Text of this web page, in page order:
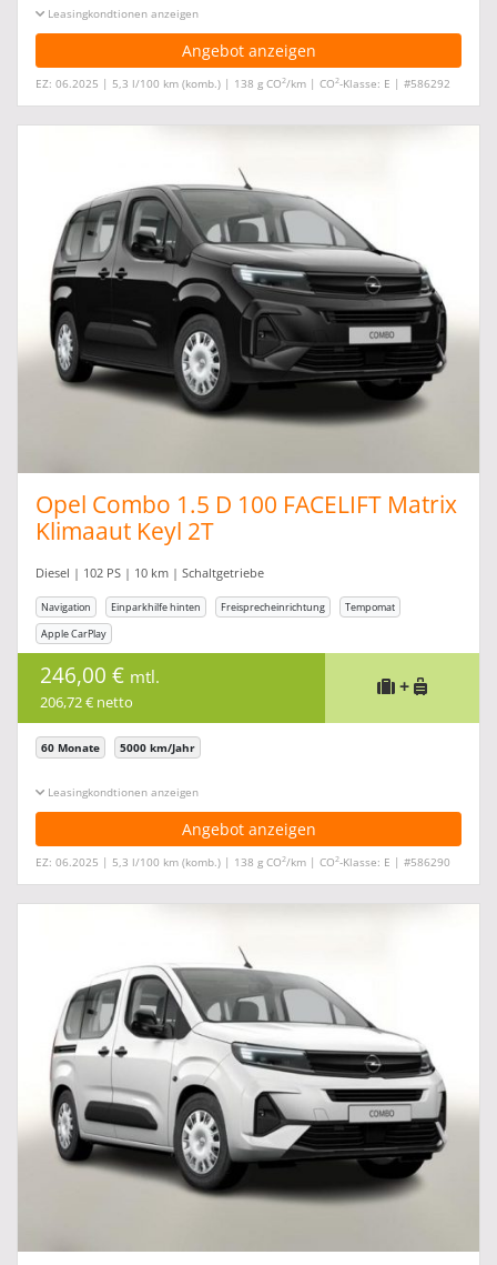
Leasingkonditionen ein-/ausblenden
Angebot anzeigen
EZ: 06.2025 | 5,3 l/100 km (komb.) | 138 g CO2/km | CO2-Klasse: E | #586292
Opel Combo 1.5 D 100 FACELIFT Matrix
Klimaaut Keyl 2T
Diesel | 102 PS | 10 km | Schaltgetriebe
Navigation Einparkhilfe hinten Freisprecheinrichtung
Tempomat
Apple CarPlay
246,00 € mtl.
206,72 € netto
+
60 Monate 5000 km/Jahr
Leasingkonditionen ein-/ausblenden
Angebot anzeigen
EZ: 06.2025 | 5,3 l/100 km (komb.) | 138 g CO2/km | CO2-Klasse: E | #586290